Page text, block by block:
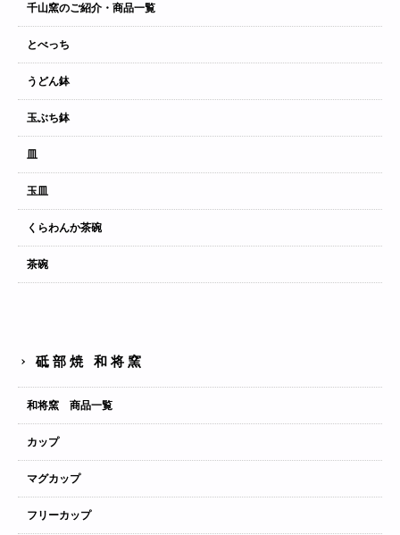
千山窯のご紹介・商品一覧
とべっち
うどん鉢
玉ぶち鉢
皿
玉皿
くらわんか茶碗
茶碗
砥部焼 和将窯
和将窯 商品一覧
カップ
マグカップ
フリーカップ